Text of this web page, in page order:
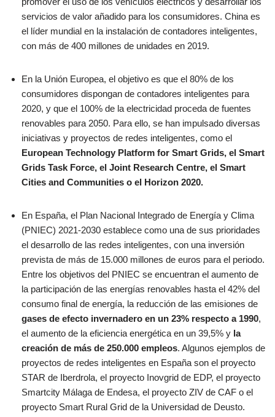
servicios de valor añadido para los consumidores. China es
el líder mundial en la instalación de contadores inteligentes,
con más de 400 millones de unidades en 2019.
En la Unión Europea, el objetivo es que el 80% de los
consumidores dispongan de contadores inteligentes para
2020, y que el 100% de la electricidad proceda de fuentes
renovables para 2050. Para ello, se han impulsado diversas
iniciativas y proyectos de redes inteligentes, como el
European Technology Platform for Smart Grids, el Smart
Grids Task Force, el Joint Research Centre, el Smart
Cities and Communities o el Horizon 2020.
En España, el Plan Nacional Integrado de Energía y Clima
(PNIEC) 2021-2030 establece como una de sus prioridades
el desarrollo de las redes inteligentes, con una inversión
prevista de más de 15.000 millones de euros para el periodo.
Entre los objetivos del PNIEC se encuentran el aumento de
la participación de las energías renovables hasta el 42% del
consumo final de energía, la reducción de las emisiones de
gases de efecto invernadero en un 23% respecto a 1990,
el aumento de la eficiencia energética en un 39,5% y la
creación de más de 250.000 empleos. Algunos ejemplos de
proyectos de redes inteligentes en España son el proyecto
STAR de Iberdrola, el proyecto Inovgrid de EDP, el proyecto
Smartcity Málaga de Endesa, el proyecto ZIV de CAF o el
proyecto Smart Rural Grid de la Universidad de Deusto.